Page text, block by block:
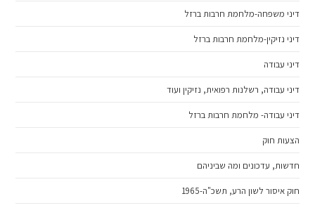
דיני משפחה-מלחמת חרבות ברזל
דיני נזיקין-מלחמת חרבות ברזל
דיני עבודה
דיני עבודה, רשלנות רפואית, נזיקין ועוד
דיני עבודה- מלחמת חרבות ברזל
הצעות חוק
חדשות, עדכונים ומה שביניהם
חוק איסור לשון הרע, תשכ"ה-1965